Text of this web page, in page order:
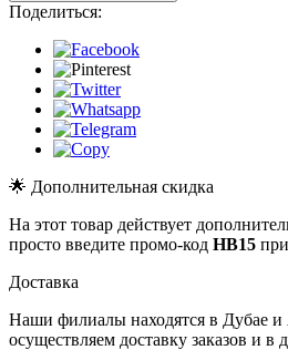
Поделиться:
🌟 Дополнительная скидка
На этот товар действует
просто введите промо-код HB15
Доставка
Наши филиалы находятся в Дубае
осуществляем доставку заказов и